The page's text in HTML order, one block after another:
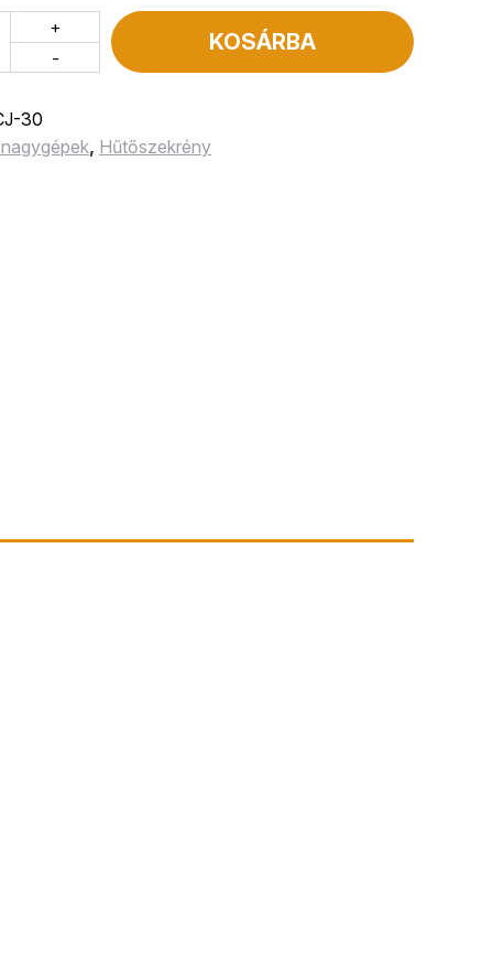
-
+
KOSÁRBA
30
, Hűtőszekrény